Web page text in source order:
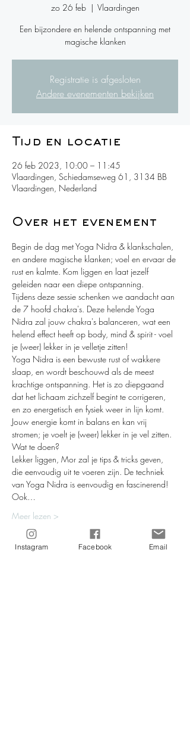
zo 26 feb
  |
Vlaardingen
Een bijzondere en helende ontspanning met
magische klanken
Registratie is afgesloten
Andere evenementen bekijken
Tijd en locatie
26 feb 2023, 10:00 – 11:45
Vlaardingen, Schiedamseweg 61, 3134 BB
Vlaardingen, Nederland
Over het evenement
Begin de dag met Yoga Nidra & klankschalen,
en andere magische klanken; voel en ervaar de
rust en kalmte. Kom liggen en laat jezelf
geleiden naar een diepe ontspanning.
Tijdens deze sessie schenken we aandacht aan
de 7 hoofd chakra's. Deze helende Yoga
Nidra zal jouw chakra's balanceren, wat een
helend effect heeft op body, mind & spirit - voel
je (weer) lekker in je velletje zitten!
Yoga Nidra is een bewuste rust of wakkere
slaap, en wordt beschouwd als de meest
krachtige ontspanning. Het is zo diepgaand
dat het lichaam zichzelf begint te corrigeren,
en zo energetisch en fysiek weer in lijn komt.
Jouw energie komt in balans en kan vrij
stromen; je voelt je (weer) lekker in je vel zitten.
Wat te doen?
Lekker liggen, Mor zal je tips & tricks geven,
die eenvoudig uit te voeren zijn. De techniek
van Yoga Nidra is eenvoudig en fascinerend!
Ook…
Meer lezen >
Tickets
Instagram Facebook Email